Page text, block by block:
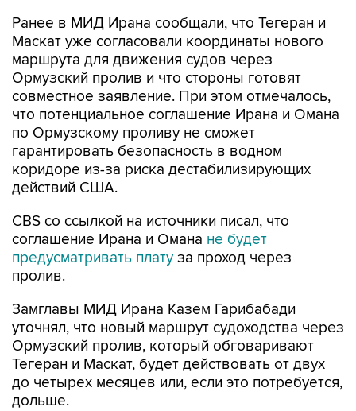
Ранее в МИД Ирана сообщали, что Тегеран и
Маскат уже согласовали координаты нового
маршрута для движения судов через
Ормузский пролив и что стороны готовят
совместное заявление. При этом отмечалось,
что потенциальное соглашение Ирана и Омана
по Ормузскому проливу не сможет
гарантировать безопасность в водном
коридоре из-за риска дестабилизирующих
действий США.
CBS со ссылкой на источники писал, что
соглашение Ирана и Омана не будет
предусматривать плату за проход через
пролив.
Замглавы МИД Ирана Казем Гарибабади
уточнял, что новый маршрут судоходства через
Ормузский пролив, который обговаривают
Тегеран и Маскат, будет действовать от двух
до четырех месяцев или, если это потребуется,
дольше.